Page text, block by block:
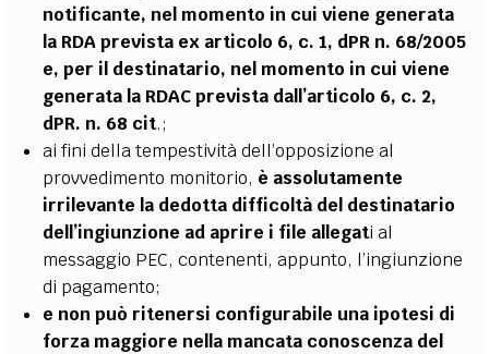
notificante, nel momento in cui viene generata
la RDA prevista ex articolo 6, c. 1, dPR n. 68/2005
e, per il destinatario, nel momento in cui viene
generata la RDAC prevista dall’articolo 6, c. 2,
dPR. n. 68 cit.;
ai fini della tempestività dell’opposizione al
provvedimento monitorio, è assolutamente
irrilevante la dedotta difficoltà del destinatario
dell’ingiunzione ad aprire i file allegati al
messaggio PEC, contenenti, appunto, l’ingiunzione
di pagamento;
e non può ritenersi configurabile una ipotesi di
forza maggiore nella mancata conoscenza del